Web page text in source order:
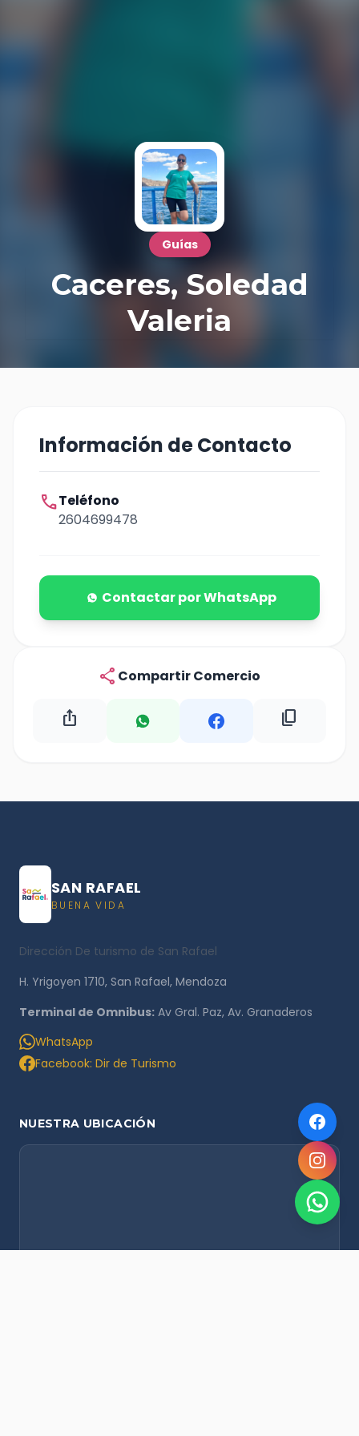
Guías
Caceres, Soledad
Valeria
Información de Contacto
callTeléfono
2604699478
Contactar por WhatsApp
share Compartir Comercio
ios_share content_copy
SAN RAFAEL
BUENA VIDA
Dirección De turismo de San Rafael
H. Yrigoyen 1710, San Rafael, Mendoza
Terminal de Omnibus: Av Gral. Paz, Av. Granaderos
WhatsApp
Facebook: Dir de Turismo
NUESTRA UBICACIÓN